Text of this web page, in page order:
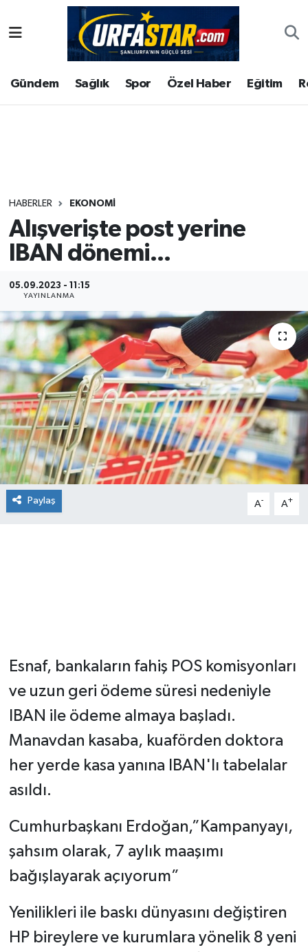
Gündem Sağlık Spor Özel Haber Eğitim
HABERLER EKONOMI
Alışverişte post yerine
IBAN dönemi...
05.09.2023 - 11:15
YAYINLANMA
Paylaş A- A+
Esnaf, bankaların fahiş POS komisyonları
ve uzun geri ödeme süresi nedeniyle
IBAN ile ödeme almaya başladı.
Manavdan kasaba, kuaförden doktora
her yerde kasa yanına IBAN'lı tabelalar
asıldı.
Cumhurbaşkanı Erdoğan,”Kampanyayı,
şahsım olarak, 7 aylık maaşımı
bağışlayarak açıyorum”
Yenilikleri ile baskı dünyasını değiştiren
HP bireylere ve kurumlara yönelik 8 yeni
ASAYİS
ÇEVRE
Gündem
Kültür
Magazin
Şanlıurfa Nöbetçi Eczaneler
Şanlıurfa Hava Durumu
Tüm Manşetler
Son Dakika Haberleri
Haber Arşivi